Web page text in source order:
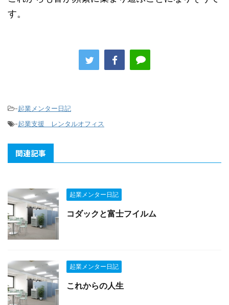
す。
-起業メンター日記
-起業支援 レンタルオフィス
関連記事
起業メンター日記
コダックと富士フイルム
起業メンター日記
これからの人生